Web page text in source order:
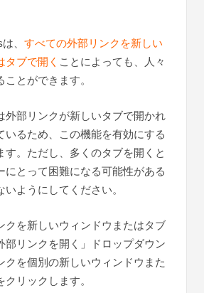
、 すべての外部リンクを新しい
タブで開く ことによっても、人々
とができます。
外部リンクが新しいタブで開かれ
いるため、この機能を有効にする
す。ただし、多くのタブを開くと
にとって困難になる可能性がある
ようにしてください。
クを新しいウィンドウまたはタブ
部リンクを開く」ドロップダウン
クを個別の新しいウィンドウまた
リックします。